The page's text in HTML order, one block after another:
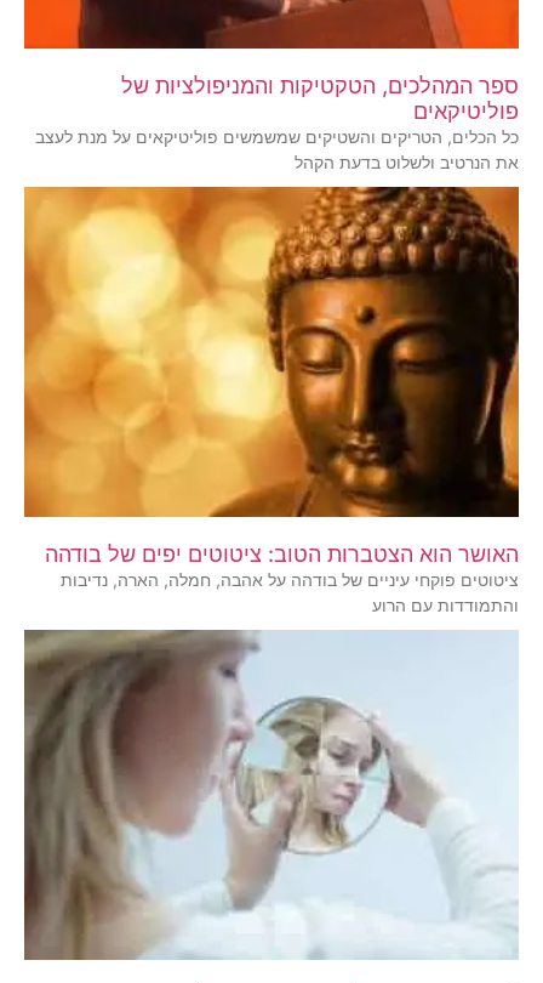
ספר המהלכים, הטקטיקות והמניפולציות של
פוליטיקאים
כל הכלים, הטריקים והשטיקים שמשמשים פוליטיקאים על מנת לעצב
את הנרטיב ולשלוט בדעת הקהל
האושר הוא הצטברות הטוב: ציטוטים יפים של בודהה
ציטוטים פוקחי עיניים של בודהה על אהבה, חמלה, הארה, נדיבות
והתמודדות עם הרוע